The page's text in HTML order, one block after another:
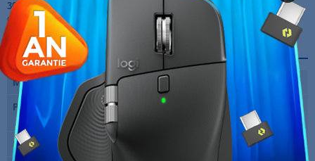
3050 AMP LHR
embarque 8 Go de mémoire vidéo
génération GDDR6
Fiche technique
Marque du chipset
Nvidia
Puce graphique
NVIDIA GeForce RTX 3050 8Go
Fréquence du chipset